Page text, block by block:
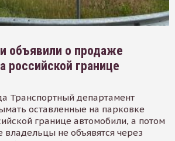
объявили о продаже
российской границе
Транспортный департамент
оставленные на парковке
границе автомобили, а потом
владельцы не объявятся через